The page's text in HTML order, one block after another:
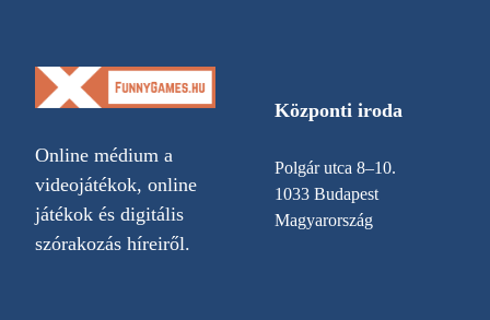
Online médium a
videojátékok, online
játékok és digitális
szórakozás híreiről.
Központi iroda
Polgár utca 8–10.
1033 Budapest
Magyarország